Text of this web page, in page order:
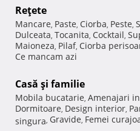
Reţete
Mancare, Paste, Ciorba, Peste,
Dulceata, Tocanita, Cocktail,
Maioneza, Pilaf, Ciorba
Ce mancam azi
Casă şi familie
Mobila bucatarie, Amenajari
Dormitoare, Design interior,
singura, Gravide, Femei